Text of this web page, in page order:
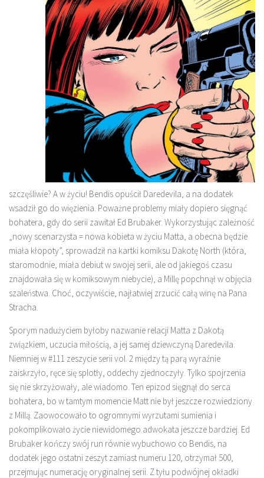
szczęśliwie? A w życiu! Bendis opuścił Daredevila, a na dodatek
wsadził go do więzienia. Poważne problemy miały dopiero sięgnąć
bohatera, gdy do serii zawitał Ed Brubaker. Wykorzystując zależność
„nowy scenarzysta = nowa kobieta w życiu Matta, a obecna będzie
miała kłopoty”, sprowadził na kartki komiksu Dakotę North (która,
staromodnie, miała debiut w swojej serii, ale od jakiegoś czasu
znajdowała się w komiksowym niebycie), a Millę popchnął w objęcia
szaleństwa. Choć, oczywiście, najłatwiej zrzucić całą winę na Pana
Stracha.
Sporym nadużyciem byłoby nazwanie relacji Matta z Dakotą
związkiem, uczucia miłością, a jej samej dziewczyną Daredevila.
Niemniej w #111 zeszycie serii vol. 2 między tą parą wyraźnie
zaiskrzyło, ręce się splotły, oddechy zjednoczyły. Tylko spojrzenia
się nie skrzyżowały, ale wiadomo. Ten epizod sięgnął do serca
bohatera, bo w tamtym momencie Matt nie był jeszcze rozwiedziony
z Millą. Zaowocowało to ogromnymi wyrzutami sumienia i
pokomplikowało życie niewidomego adwokata jeszcze bardziej. Ed
Brubaker kończy swój run równie wybuchowo co Bendis, na
dodatek jego ostatni zeszyt zamiast numeru 120, otrzymał 500,
przejmując numerację oryginalnej serii. Z tyłu podwójnej okładki